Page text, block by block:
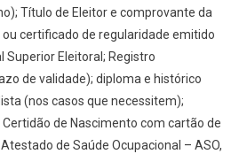
Título de Eleitor e comprovante da
certificado de regularidade emitido
Superior Eleitoral; Registro
de validade); diploma e histórico
(nos casos que necessitem);
de Nascimento com cartão de
de Saúde Ocupacional – ASO,